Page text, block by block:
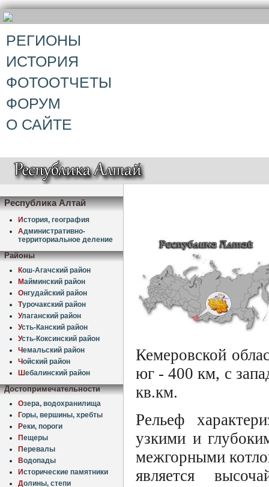
РЕГИОНЫ
ИСТОРИЯ
ФОТООТЧЕТЫ
ФОРУМ
О САЙТЕ
Республика Алтай
История, география
Административно-
территориальное деление
Районы
Кош-Агачский район
Майминский район
Онгудайский район
Турочакский район
Улаганский район
Усть-Канский район
Усть-Коксинский район
Чемальский район
Чойский район
Шебалинский район
Достопримечательности
Озера, водохранилища
Горы, вершины, хребты
Реки, пороги
Пещеры
Перевалы
Водопады
Исторические памятники
Долины, степи
Кемеровской
юг - 400 км, с
кв.км.
Рельеф
узкими и
межгорными
является